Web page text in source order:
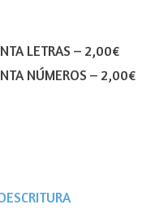
LETRAS – 2,00€
NÚMEROS – 2,00€